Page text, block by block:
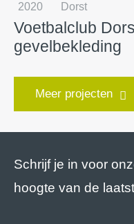
2020 Dorst
Voetbalclub
gevelbekleding
Meer projecten
Schrijf je in voor
hoogte van de